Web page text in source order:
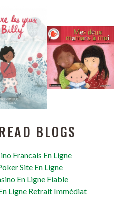
BLOGS
Francais En Ligne
Site En Ligne
En Ligne Fiable
Ligne Retrait Immédiat